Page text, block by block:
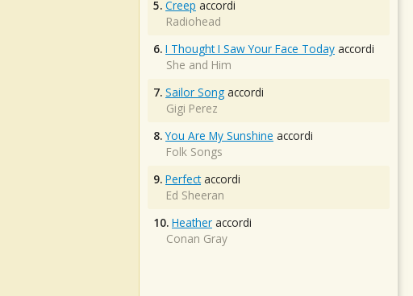
5. Creep accordi
Radiohead
6. I Thought I Saw Your Face Today accordi
She and Him
7. Sailor Song accordi
Gigi Perez
8. You Are My Sunshine accordi
Folk Songs
9. Perfectaccordi
Ed Sheeran
10. Heather accordi
Conan Gray